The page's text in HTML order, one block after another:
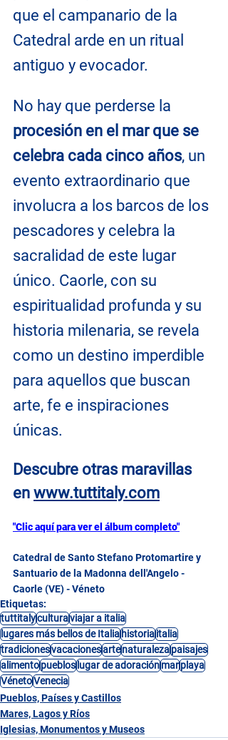
que el campanario de la
Catedral arde en un ritual
antiguo y evocador.
No hay que perderse la
procesión en el mar que se
celebra cada cinco años, un
evento extraordinario que
involucra a los barcos de los
pescadores y celebra la
sacralidad de este lugar
único. Caorle, con su
espiritualidad profunda y su
historia milenaria, se revela
como un destino imperdible
para aquellos que buscan
arte, fe e inspiraciones
únicas.
Descubre otras maravillas
en www.tuttitaly.com
"Clic aquí para ver el álbum completo"
Catedral de Santo Stefano Protomartire y
Santuario de la Madonna dell'Angelo -
Caorle (VE) - Véneto
Etiquetas:
tuttitalyculturaviajar a italia
lugares más bellos de Italiahistoriaitalia
tradicionesvacacionesartenaturalezapaisajes
alimentopuebloslugar de adoraciónmarplaya
VénetoVenecia
Pueblos, Países y Castillos
Mares, Lagos y Ríos
Iglesias, Monumentos y Museos